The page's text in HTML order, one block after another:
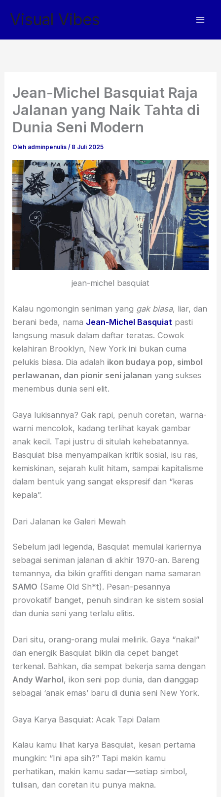
Visual Vibes
Jean-Michel Basquiat Raja
Jalanan yang Naik Tahta di
Dunia Seni Modern
Oleh adminpenulis/ 8 Juli 2025
jean-michel basquiat
Kalau ngomongin seniman yang gak biasa, liar, dan
berani beda, nama Jean-Michel Basquiat pasti
langsung masuk dalam daftar teratas. Cowok
kelahiran Brooklyn, New York ini bukan cuma
pelukis biasa. Dia adalah ikon budaya pop, simbol
perlawanan, dan pionir seni jalanan yang sukses
menembus dunia seni elit.
Gaya lukisannya? Gak rapi, penuh coretan, warna-
warni mencolok, kadang terlihat kayak gambar
anak kecil. Tapi justru di situlah kehebatannya.
Basquiat bisa menyampaikan kritik sosial, isu ras,
kemiskinan, sejarah kulit hitam, sampai kapitalisme
dalam bentuk yang sangat ekspresif dan “keras
kepala”.
Dari Jalanan ke Galeri Mewah
Sebelum jadi legenda, Basquiat memulai kariernya
sebagai seniman jalanan di akhir 1970-an. Bareng
temannya, dia bikin graffiti dengan nama samaran
SAMO (Same Old Sh*t). Pesan-pesannya
provokatif banget, penuh sindiran ke sistem sosial
dan dunia seni yang terlalu elitis.
Dari situ, orang-orang mulai melirik. Gaya “nakal”
dan energik Basquiat bikin dia cepet banget
terkenal. Bahkan, dia sempat bekerja sama dengan
Andy Warhol, ikon seni pop dunia, dan dianggap
sebagai ‘anak emas’ baru di dunia seni New York.
Gaya Karya Basquiat: Acak Tapi Dalam
Kalau kamu lihat karya Basquiat, kesan pertama
mungkin: “Ini apa sih?” Tapi makin kamu
perhatikan, makin kamu sadar—setiap simbol,
tulisan, dan coretan itu punya makna.